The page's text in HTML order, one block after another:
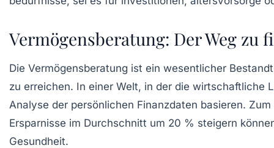
Vermögensberatung: Der Weg zu
Die Vermögensberatung ist ein wesentlicher
zu erreichen. In einer Welt, in der die wirtschaftliche
Analyse der persönlichen Finanzdaten basieren.
Ersparnisse im Durchschnitt um 20 % steigern
Gesundheit.